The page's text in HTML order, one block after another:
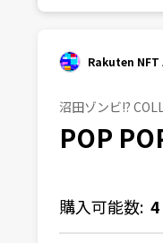
Rakuten
沼田ゾンビ!?
POP
購入可能数: 4